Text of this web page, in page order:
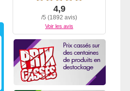
4,9
/5 (1892 avis)
Voir les avis